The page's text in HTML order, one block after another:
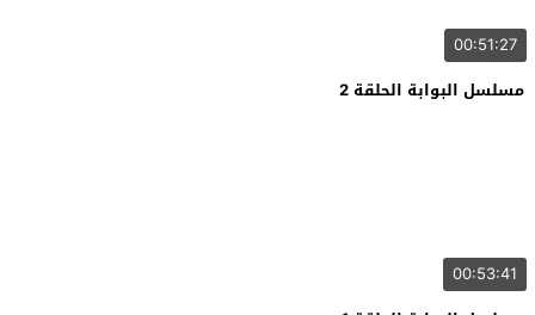
00:51:27
مسلسل البوابة الحلقة 2
00:53:41